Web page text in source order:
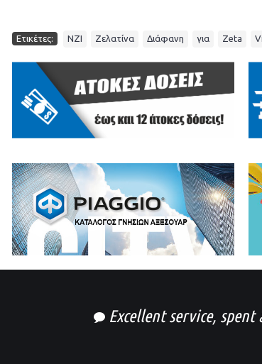
Ετικέτες: NZI Ζελατίνα Διάφανη για Zeta
Excellent service,